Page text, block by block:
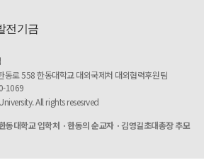
전기금
동로 558 한동대학교 대외국제처 대외협력후원팀
1069
All rights resesrved
동대학교 입학처 ㆍ한동의 순교자ㆍ김영길초대총장 추모